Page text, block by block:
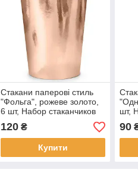
Стакани паперові стиль
"Фольга", рожеве золото,
6 шт, Набор стаканчиков
"Розовое Золото" 3502-
3663
120₴
Купити
шт,
90